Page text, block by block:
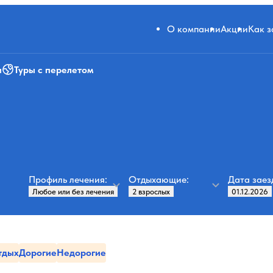
О компанииАкцииКак
Туры с перелетом
Профиль лечения: Отдыхающие: Дата
ДорогиеНедорогие